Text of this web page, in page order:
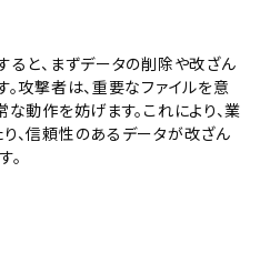
ると、まずデータの削除や改ざん
攻撃者は、重要なファイルを意
動作を妨げます。これにより、業
、信頼性のあるデータが改ざん
。